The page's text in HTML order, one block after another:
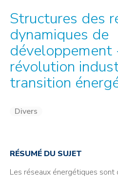
Structures des
dynamiques de
développement
révolution
transition
Divers
RÉSUMÉ DU SUJET
Les réseaux énergétiques